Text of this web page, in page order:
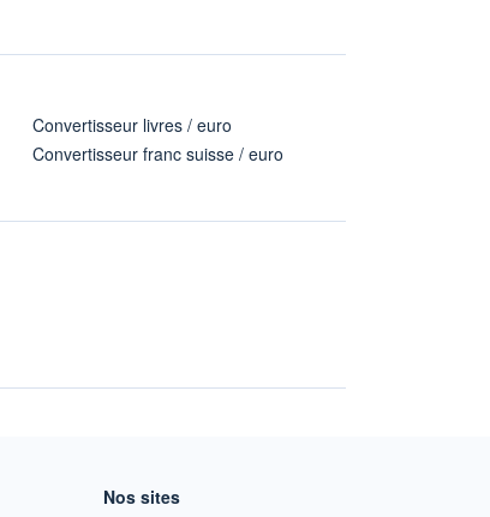
Convertisseur livres / euro
Convertisseur franc suisse / euro
Nos sites